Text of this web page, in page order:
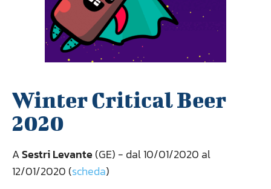
Winter Critical Beer
2020
ASestri Levante (GE) - dal 10/01/2020 al
12/01/2020 (scheda)